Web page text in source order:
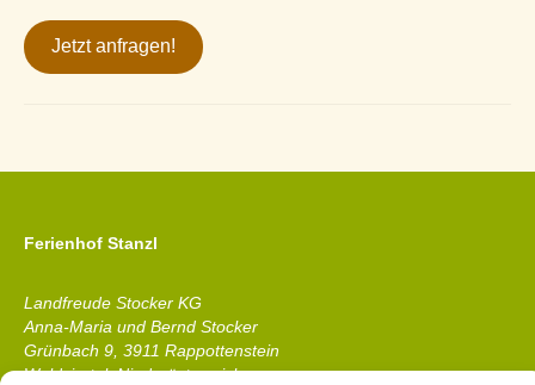
Jetzt anfragen!
Ferienhof Stanzl
Landfreude Stocker KG
Anna-Maria und Bernd Stocker
Grünbach 9, 3911 Rappottenstein
Waldviertel, Niederösterreich